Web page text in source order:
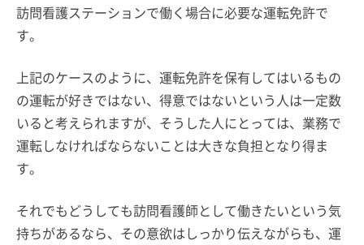
訪問看護ステーションで働く場合に必要な運転免許で
す。
上記のケースのように、運転免許を保有してはいるもの
の運転が好きではない、得意ではないという人は一定数
いると考えられますが、そうした人にとっては、業務で
運転しなければならないことは大きな負担となり得ま
す。
それでもどうしても訪問看護師として働きたいという気
持ちがあるなら、その意欲はしっかり伝えながらも、運